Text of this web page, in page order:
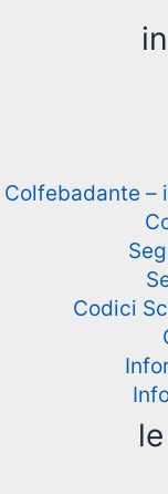
Colfebadante –
Codici